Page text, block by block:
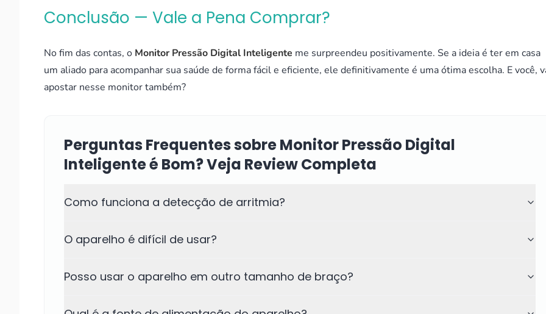
Conclusão — Vale a Pena Comprar?
No fim das contas, o Monitor Pressão Digital Inteligente me surpreendeu positivamente. Se a ideia é ter em casa
um aliado para acompanhar sua saúde de forma fácil e eficiente, ele definitivamente é uma ótima escolha. E você,
apostar nesse monitor também?
Perguntas Frequentes sobre Monitor Pressão Digital
Inteligente é Bom? Veja Review Completa
Como funciona a detecção de arritmia?
O aparelho é difícil de usar?
Posso usar o aparelho em outro tamanho de braço?